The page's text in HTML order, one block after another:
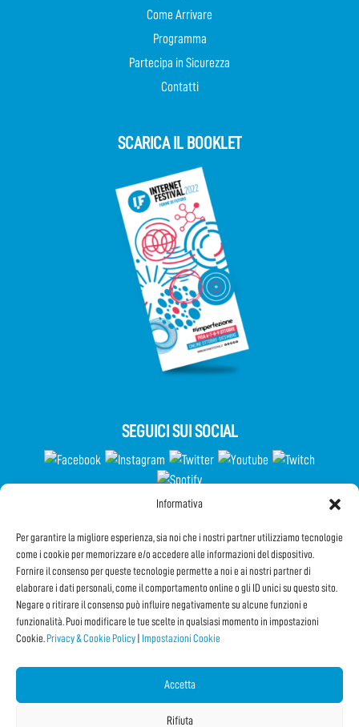
Informativa
Per garantire la migliore esperienza, sia noi che i nostri partner utilizziamo tecnologie
come i cookie per memorizzare e/o accedere alle informazioni del dispositivo.
Fornire il consenso per queste tecnologie permette a noi e ai nostri partner di
elaborare i dati personali, come il comportamento online o gli ID unici su questo sito.
Negare o ritirare il consenso può influire negativamente su alcune funzioni e
funzionalità. Puoi modificare le tue scelte in qualsiasi momento in impostazioni
Cookie. Privacy & Cookie Policy Impostazioni Cookie
Accetta
Rifiuta
Come Arrivare
Programma
Partecipa in Sicurezza
Contatti
SCARICA IL BOOKLET
SEGUICI SUI SOCIAL
Iscriviti alla Newsletter
CONDIVIDI QUESTA PAGINA!
Facebook